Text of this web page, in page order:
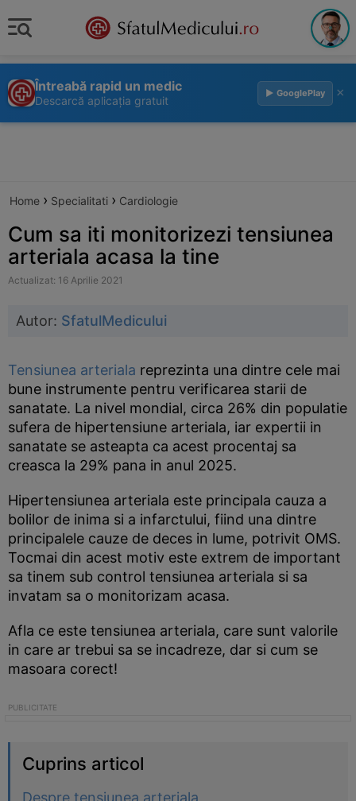
Întreabă rapid un medic
Descarcă aplicația gratuit
▶ GooglePlay ×
Home › Specialitati › Cardiologie
Cum sa iti monitorizezi tensiunea
arteriala acasa la tine
Actualizat: 16 Aprilie 2021
Autor: SfatulMedicului
Tensiunea arteriala reprezinta una dintre cele mai
bune instrumente pentru verificarea starii de
sanatate. La nivel mondial, circa 26% din populatie
sufera de hipertensiune arteriala, iar expertii in
sanatate se asteapta ca acest procentaj sa
creasca la 29% pana in anul 2025.
Hipertensiunea arteriala este principala cauza a
bolilor de inima si a infarctului, fiind una dintre
principalele cauze de deces in lume, potrivit OMS.
Tocmai din acest motiv este extrem de important
sa tinem sub control tensiunea arteriala si sa
invatam sa o monitorizam acasa.
Afla ce este tensiunea arteriala, care sunt valorile
in care ar trebui sa se incadreze, dar si cum se
masoara corect!
Cuprins articol
Despre tensiunea arteriala